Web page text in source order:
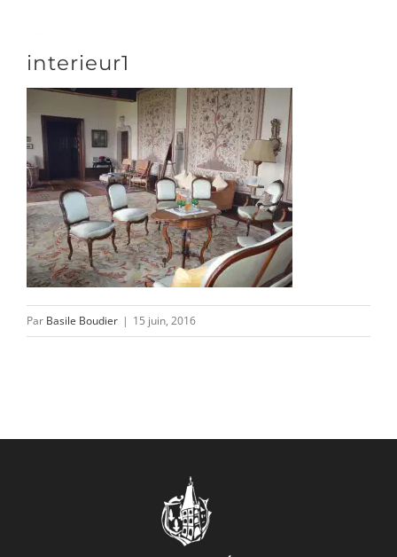
contenu
DÉCOUVRIR
VENIR
NOUS SUIVRE
L’ASSOCIATION
interieur1
Par Basile Boudier | 15 juin, 2016